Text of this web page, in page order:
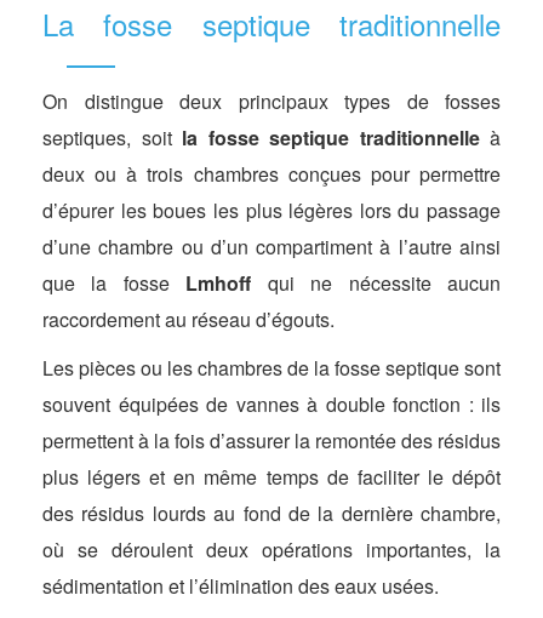
La fosse septique traditionnelle
On distingue deux principaux types de fosses
septiques, soit la fosse septique traditionnelleà
deux ou à trois chambres conçues pour permettre
d’épurer les boues les plus légères lors du passage
d’une chambre ou d’un compartiment à l’autre ainsi
que la fosse Lmhoff qui ne nécessite aucun
raccordement au réseau d’égouts.
Les pièces ou les chambres de la fosse septique sont
souvent équipées de vannes à double fonction : ils
permettent à la fois d’assurer la remontée des résidus
plus légers et en même temps de faciliter le dépôt
des résidus lourds au fond de la dernière chambre,
où se déroulent deux opérations importantes, la
sédimentation et l’élimination des eaux usées.